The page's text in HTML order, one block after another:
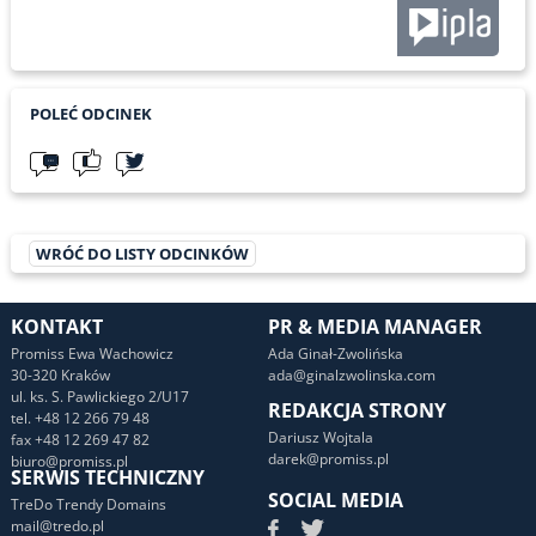
POLEĆ ODCINEK
WRÓĆ DO LISTY ODCINKÓW
KONTAKT
Promiss Ewa Wachowicz
30-320 Kraków
ul. ks. S. Pawlickiego 2/U17
tel. +48 12 266 79 48
fax +48 12 269 47 82
biuro@promiss.pl
PR & MEDIA MANAGER
Ada Ginał-Zwolińska
ada@ginalzwolinska.com
REDAKCJA STRONY
Dariusz Wojtala
darek@promiss.pl
SOCIAL MEDIA
SERWIS TECHNICZNY
TreDo Trendy Domains
mail@tredo.pl